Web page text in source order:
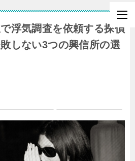
浮気調査を依頼する探偵
しない3つの興信所の選